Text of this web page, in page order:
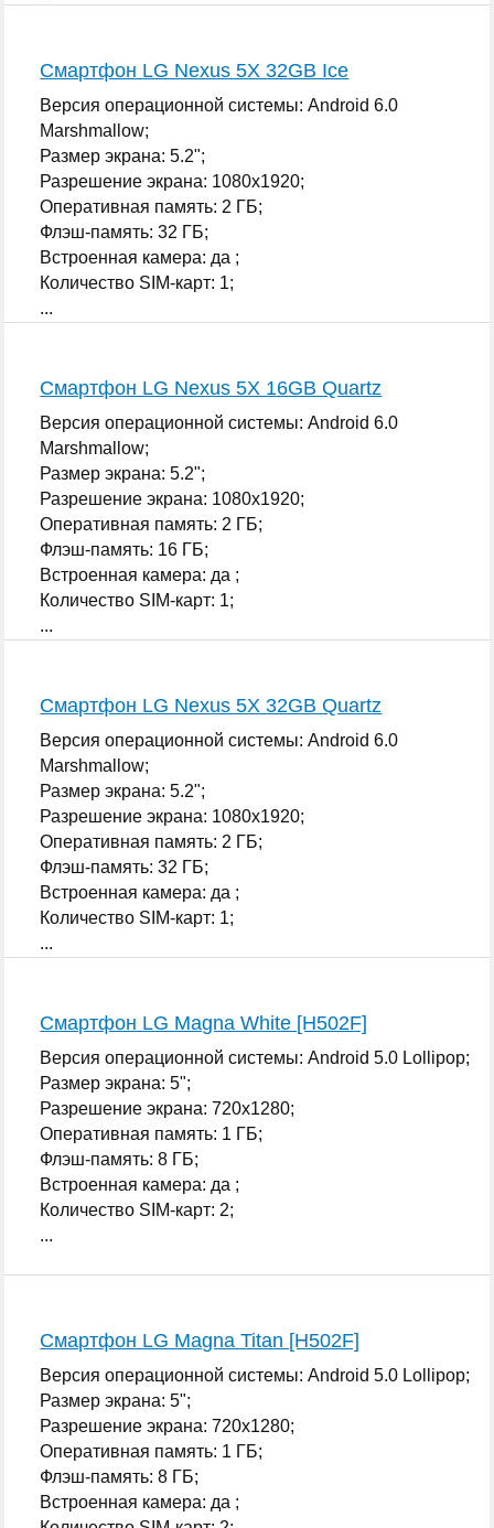
Смартфон LG Nexus 5X 32GB Ice
Версия операционной системы: Android 6.0
Marshmallow;
Размер экрана: 5.2";
Разрешение экрана: 1080x1920;
Оперативная память: 2 ГБ;
Флэш-память: 32 ГБ;
Встроенная камера: да ;
Количество SIM-карт: 1;
...
Смартфон LG Nexus 5X 16GB Quartz
Версия операционной системы: Android 6.0
Marshmallow;
Размер экрана: 5.2";
Разрешение экрана: 1080x1920;
Оперативная память: 2 ГБ;
Флэш-память: 16 ГБ;
Встроенная камера: да ;
Количество SIM-карт: 1;
...
Смартфон LG Nexus 5X 32GB Quartz
Версия операционной системы: Android 6.0
Marshmallow;
Размер экрана: 5.2";
Разрешение экрана: 1080x1920;
Оперативная память: 2 ГБ;
Флэш-память: 32 ГБ;
Встроенная камера: да ;
Количество SIM-карт: 1;
...
Смартфон LG Magna White [H502F]
Версия операционной системы: Android 5.0 Lollipop;
Размер экрана: 5";
Разрешение экрана: 720x1280;
Оперативная память: 1 ГБ;
Флэш-память: 8 ГБ;
Встроенная камера: да ;
Количество SIM-карт: 2;
...
Смартфон LG Magna Titan [H502F]
Версия операционной системы: Android 5.0 Lollipop;
Размер экрана: 5";
Разрешение экрана: 720x1280;
Оперативная память: 1 ГБ;
Флэш-память: 8 ГБ;
Встроенная камера: да ;